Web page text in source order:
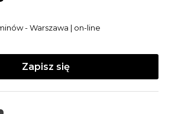
- Warszawa | on-line
Zapisz się